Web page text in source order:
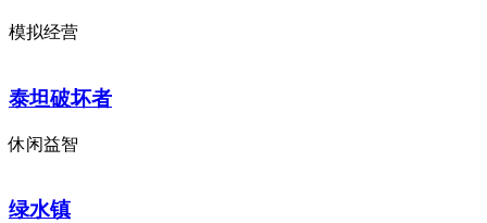
模拟经营
泰坦破坏者
休闲益智
绿水镇